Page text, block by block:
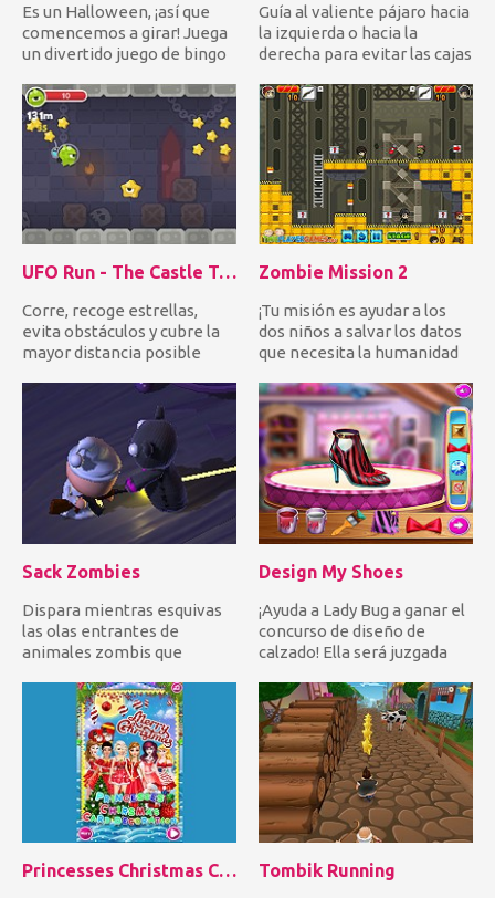
Es un Halloween, ¡así que
comencemos a girar! Juega
un divertido juego de bingo
Guía al valiente pájaro hacia
la izquierda o hacia la
derecha para evitar las cajas
UFO Run - The Castle Tower
Corre, recoge estrellas,
evita obstáculos y cubre la
mayor distancia posible
Zombie Mission 2
¡Tu misión es ayudar a los
dos niños a salvar los datos
que necesita la humanidad
Sack Zombies
Dispara mientras esquivas
las olas entrantes de
animales zombis que
Design My Shoes
¡Ayuda a Lady Bug a ganar el
concurso de diseño de
calzado! Ella será juzgada
Princesses Christmas Card Decoration Tombik Running